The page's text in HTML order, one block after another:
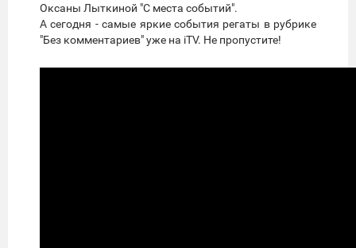
Оксаны Лыткиной "С места событий".
А сегодня - самые яркие события регаты в рубрике
"Без комментариев" уже на iTV. Не пропустите!